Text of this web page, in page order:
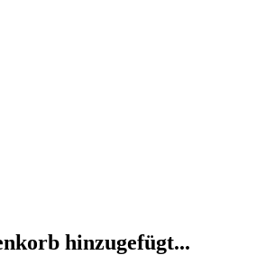
hinzugefügt...